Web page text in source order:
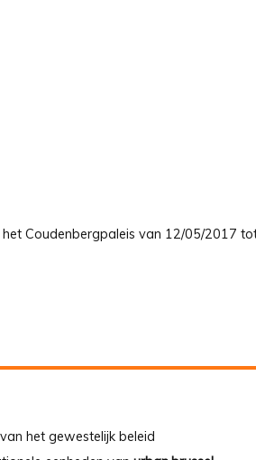
het Coudenbergpaleis van 12/05/2017
het gewestelijk beleid